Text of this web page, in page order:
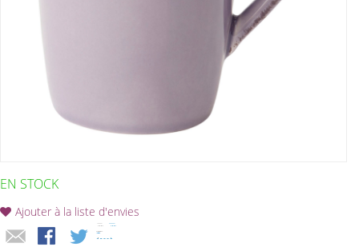
EN STOCK
Ajouter à la liste d'envies